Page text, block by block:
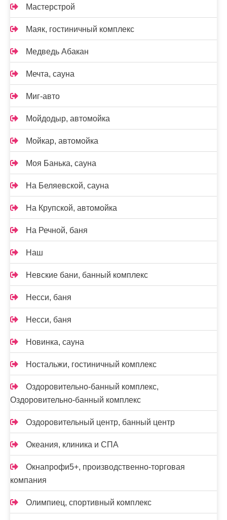
Мастерстрой
Маяк, гостиничный комплекс
Медведь Абакан
Мечта, сауна
Миг-авто
Мойдодыр, автомойка
Мойкар, автомойка
Моя Банька, сауна
На Беляевской, сауна
На Крупской, автомойка
На Речной, баня
Наш
Невские бани, банный комплекс
Несси, баня
Несси, баня
Новинка, сауна
Ностальжи, гостиничный комплекс
Оздоровительно-банный комплекс,
Оздоровительно-банный комплекс
Оздоровительный центр, банный центр
Океания, клиника и СПА
Окнапрофи5+, производственно-торговая
компания
Олимпиец, спортивный комплекс